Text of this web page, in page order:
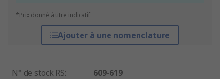
*Prix donné à titre indicatif
Ajouter à une nomenclature
N° de stock RS:
609-619